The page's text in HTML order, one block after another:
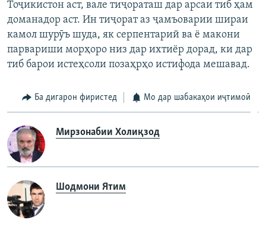
Тоҷикистон аст, вале тиҷораташ дар арсаи тиб ҳам
доманадор аст. Ин тиҷорат аз ҷамъоварии шираи
камол шурӯъ шуда, як серпентарий ва ё макони
парвариши морҳоро низ дар ихтиёр дорад, ки дар
тиб барои истеҳсоли позаҳрҳо истифода мешавад.
Ба дигарон фиристед Мо дар шабакаҳои иҷтимоӣ
Мирзонабии Холиқзод
Шодмони Ятим